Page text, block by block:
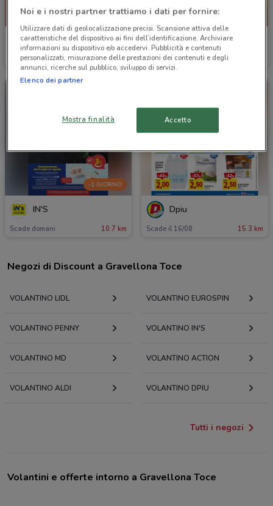
NUOVO
PENNY
Scade mercoledì 734 m
Lidl
Scade mercoledì
-1 GIORNO
IN'S
Scade domani 10.7 km
Dpiu
Scade il 16/08 15.3 km
Negozi di Discount a Gravellona Toce
VOLANTINO LIDL VOLANTINO EUROSPIN
VOLANTINO PENNY VOLANTINO IN'S
VOLANTINO MD VOLANTINO ACTION
VOLANTINO ALDI VOLANTINO DPIU
Tutti i negozi
Volantini e offerte intorno a Gravellona Toce
Noi e i nostri partner trattiamo i dati per fornire:
Utilizzare dati di geolocalizzazione precisi. Scansione attiva delle
caratteristiche del dispositivo ai fini dell’identificazione. Archiviare
informazioni su dispositivo e/o accedervi. Pubblicità e contenuti
personalizzati, misurazione delle prestazioni dei contenuti e degli
annunci, ricerche sul pubblico, sviluppo di servizi.
Elenco dei partner
Mostra finalità Accetto